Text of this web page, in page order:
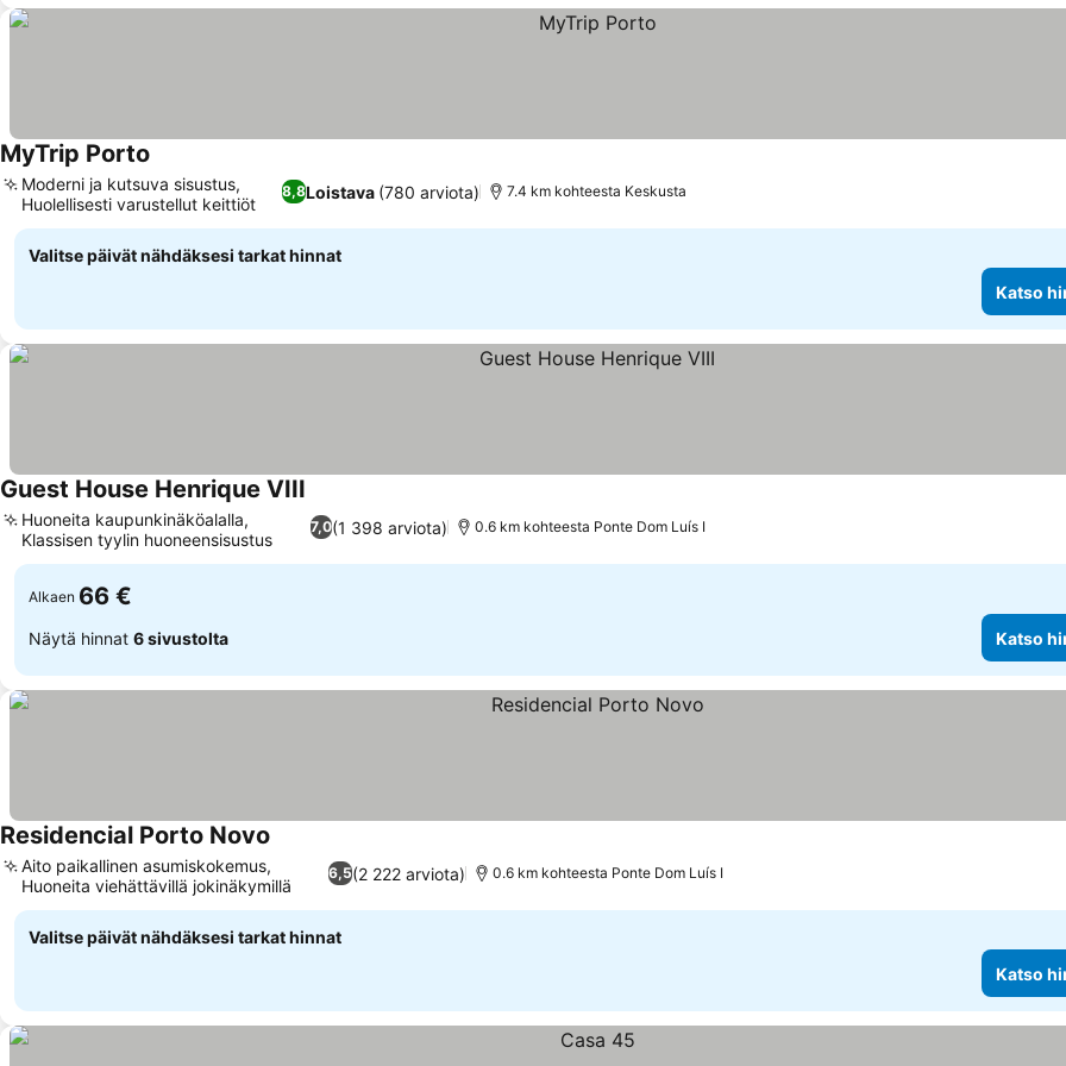
MyTrip Porto
8,8Loistava (780 arviota)
Moderni ja kutsuva sisustus,
Huolellisesti varustellut keittiöt
7.4 km kohteesta Keskusta
Valitse päivät nähdäksesi tarkat hinnat
Katso
Guest House Henrique VIII
7,0(1 398 arviota)
Huoneita kaupunkinäköalalla,
Klassisen tyylin huoneensisustus
0.6 km kohteesta Ponte Dom Luís I
Alkaen 66 €
Näytä hinnat 6 sivustolta Katso
Residencial Porto Novo
6,5(2 222 arviota)
Aito paikallinen asumiskokemus,
Huoneita viehättävillä jokinäkymillä
0.6 km kohteesta Ponte Dom Luís I
Valitse päivät nähdäksesi tarkat hinnat
Katso